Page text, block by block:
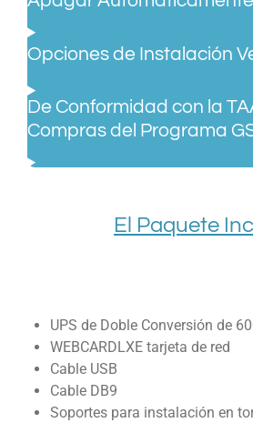
Opciones de Instalación
De Conformidad con la
Compras del Programa
El Paquete
UPS de Doble Conversión de
WEBCARDLXE tarjeta de red
Cable USB
Cable DB9
Soportes para instalación en